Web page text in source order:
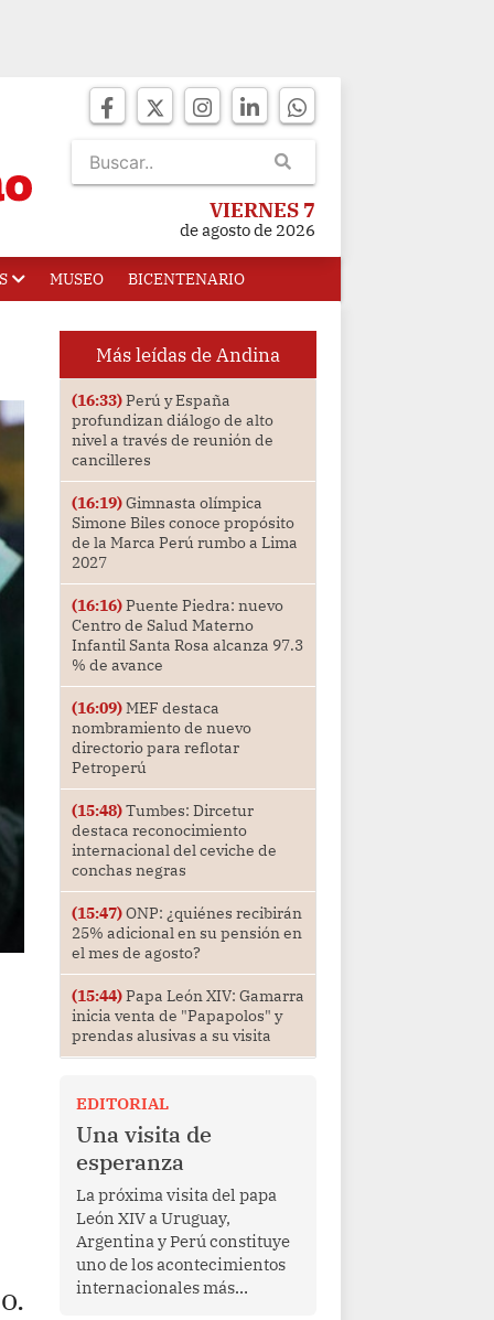
VIERNES 7
de agosto de 2026
MUSEO BICENTENARIO
Más leídas de Andina
(16:33)Perú y España
profundizan diálogo de alto
nivel a través de reunión de
cancilleres
(16:19)Gimnasta olímpica
Simone Biles conoce propósito
de la Marca Perú rumbo a Lima
2027
(16:16)Puente Piedra: nuevo
Centro de Salud Materno
Infantil Santa Rosa alcanza 97.3
% de avance
(16:09)MEF destaca
nombramiento de nuevo
directorio para reflotar
Petroperú
(15:48)Tumbes: Dircetur
destaca reconocimiento
internacional del ceviche de
conchas negras
(15:47)ONP: ¿quiénes recibirán
25% adicional en su pensión en
el mes de agosto?
(15:44)Papa León XIV: Gamarra
inicia venta de "Papapolos" y
prendas alusivas a su visita
EDITORIAL
Una visita de
esperanza
La próxima visita del papa
León XIV a Uruguay,
Argentina y Perú constituye
uno de los acontecimientos
internacionales más